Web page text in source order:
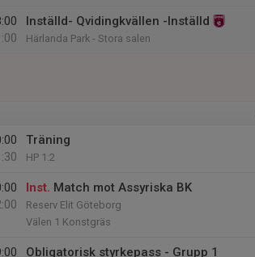
Inställd- Qvidingkvällen -Inställd
Härlanda Park - Stora salen
Träning
HP 1:2
Inst. Match mot Assyriska BK
Reserv Elit Göteborg
Välen 1 Konstgräs
Obligatorisk styrkepass - Grupp 1